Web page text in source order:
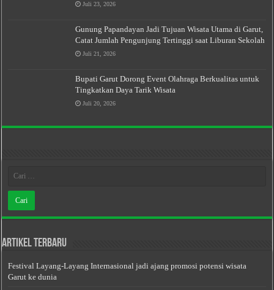
Juli 23, 2026
Gunung Papandayan Jadi Tujuan Wisata Utama di Garut,
Catat Jumlah Pengunjung Tertinggi saat Liburan Sekolah
Juli 21, 2026
Bupati Garut Dorong Event Olahraga Berkualitas untuk
Tingkatkan Daya Tarik Wisata
Juli 20, 2026
Artikel Terbaru
Festival Layang-Layang Internasional jadi ajang promosi potensi wisata
Garut ke dunia